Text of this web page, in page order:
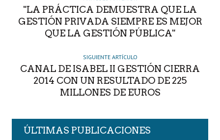
"LA PRÁCTICA DEMUESTRA QUE LA
GESTIÓN PRIVADA SIEMPRE ES MEJOR
QUE LA GESTIÓN PÚBLICA"
SIGUIENTE ARTÍCULO
CANAL DE ISABEL II GESTIÓN CIERRA
2014 CON UN RESULTADO DE 225
MILLONES DE EUROS
ÚLTIMAS PUBLICACIONES